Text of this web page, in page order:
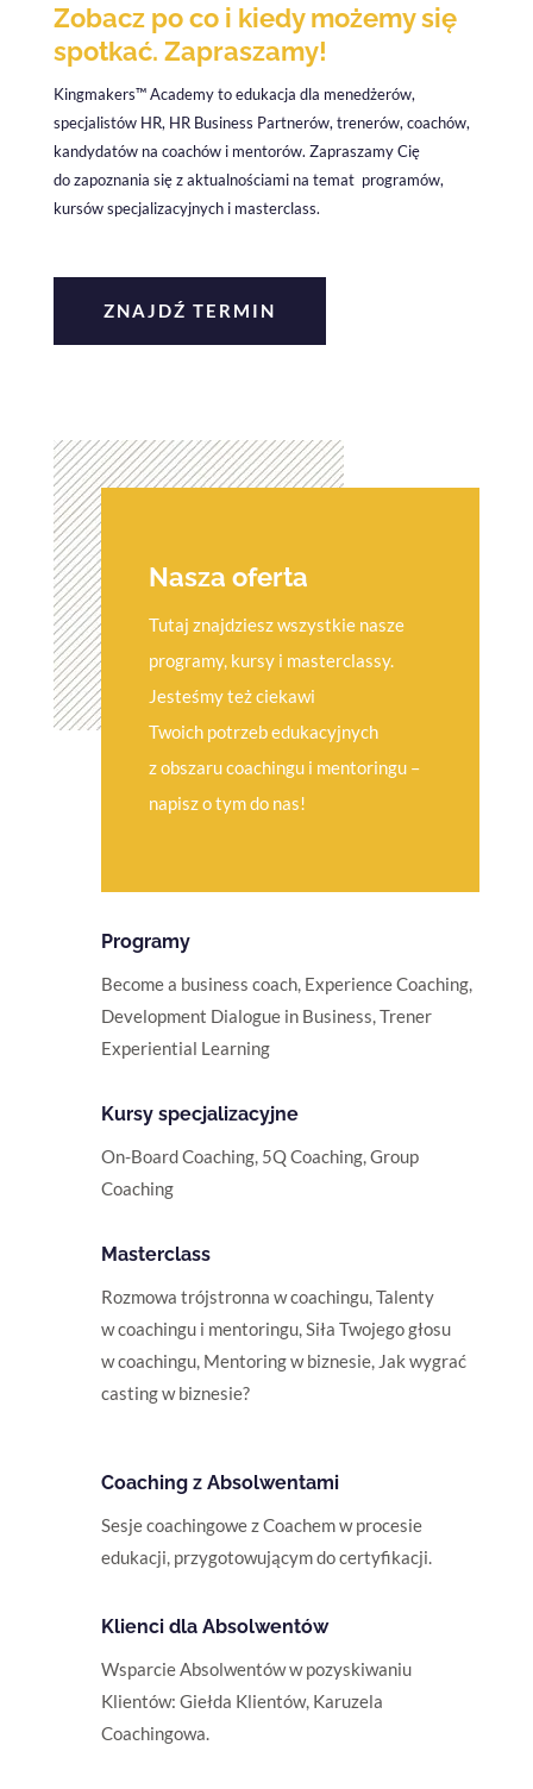
Zobacz po co i kiedy możemy się
spotkać. Zapraszamy!
Kingmakers™ Academy to edukacja dla menedżerów,
specjalistów HR, HR Business Partnerów, trenerów, coachów,
kandydatów na coachów i mentorów. Zapraszamy Cię
do zapoznania się z aktualnościami na temat programów,
kursów specjalizacyjnych i masterclass.
ZNAJDŹ TERMIN
Nasza oferta
Tutaj znajdziesz wszystkie nasze
programy, kursy i masterclassy.
Jesteśmy też ciekawi
Twoich potrzeb edukacyjnych
z obszaru coachingu i mentoringu –
napisz o tym do nas!
Programy
Become a business coach, Experience Coaching,
Development Dialogue in Business,Trener
Experiential Learning
Kursy specjalizacyjne
On-Board Coaching, 5Q Coaching, Group
Coaching
Masterclass
Rozmowa trójstronna w coachingu,Talenty
w coachingu i mentoringu,Siła Twojego głosu
w coachingu, Mentoring w biznesie, Jak wygrać
casting w biznesie?
Coaching z Absolwentami
Sesje coachingowe z Coachem w procesie
edukacji, przygotowującym do certyfikacji.
Klienci dla Absolwentów
Wsparcie Absolwentów w pozyskiwaniu
Klientów: Giełda Klientów, Karuzela
Coachingowa.